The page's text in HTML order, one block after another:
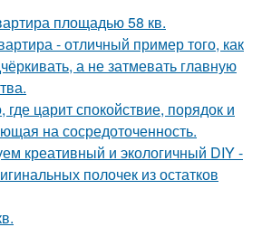
площадью 58 кв.
- отличный пример того, как
а не затмевать главную
где царит спокойствие, порядок и
на сосредоточенность.
креативный и экологичный DIY -
полочек из остатков